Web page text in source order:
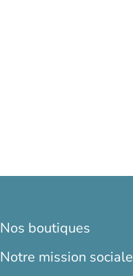
Nos boutiques
Notre mission sociale